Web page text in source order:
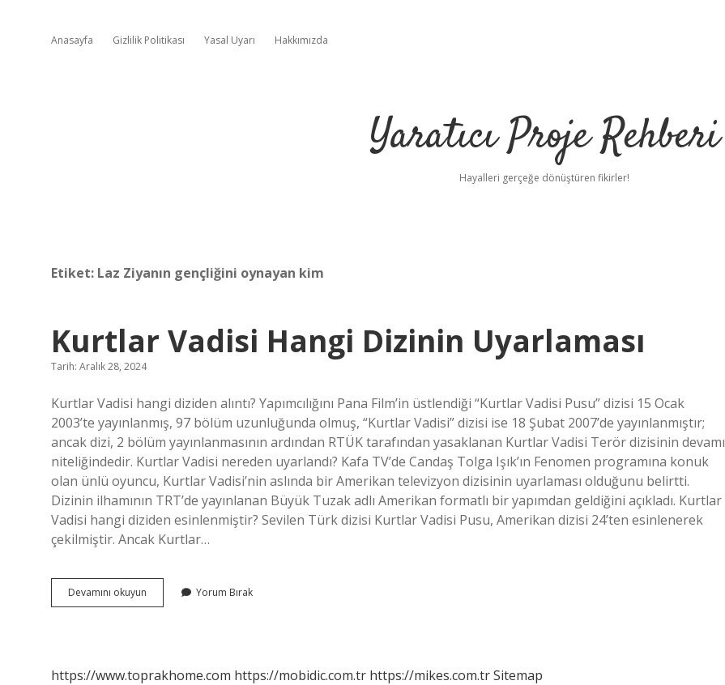
Anasayfa Gizlilik Politikası Yasal Uyarı Hakkımızda
Yaratıcı Proje Rehberi
Hayalleri gerçeğe dönüştüren fikirler!
Etiket: Laz Ziyanın gençliğini oynayan kim
Kurtlar Vadisi Hangi Dizinin Uyarlaması
Tarih: Aralık 28, 2024
Kurtlar Vadisi hangi diziden alıntı? Yapımcılığını Pana Film’in üstlendiği “Kurtlar Vadisi Pusu” dizisi 15 Ocak
2003’te yayınlanmış, 97 bölüm uzunluğunda olmuş, “Kurtlar Vadisi” dizisi ise 18 Şubat 2007’de yayınlanmıştır;
ancak dizi, 2 bölüm yayınlanmasının ardından RTÜK tarafından yasaklanan Kurtlar Vadisi Terör dizisinin devamı
niteliğindedir. Kurtlar Vadisi nereden uyarlandı? Kafa TV’de Candaş Tolga Işık’ın Fenomen programına konuk
olan ünlü oyuncu, Kurtlar Vadisi’nin aslında bir Amerikan televizyon dizisinin uyarlaması olduğunu belirtti.
Dizinin ilhamının TRT’de yayınlanan Büyük Tuzak adlı Amerikan formatlı bir yapımdan geldiğini açıkladı. Kurtlar
Vadisi hangi diziden esinlenmiştir? Sevilen Türk dizisi Kurtlar Vadisi Pusu, Amerikan dizisi 24’ten esinlenerek
çekilmiştir. Ancak Kurtlar…
Devamını okuyun
Vadisi
Yorum Bırak
https://www.toprakhome.com https://mobidic.com.tr https://mikes.com.trSitemap